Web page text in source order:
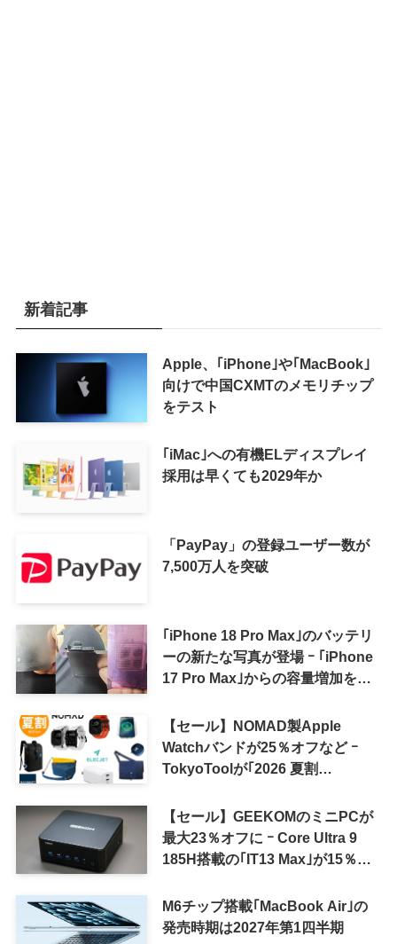
新着記事
Apple、｢iPhone｣や｢MacBook｣
向けで中国CXMTのメモリチップ
をテスト
｢iMac｣への有機ELディスプレイ
採用は早くても2029年か
「PayPay」の登録ユーザー数が
7,500万人を突破
｢iPhone 18 Pro Max｣のバッテリ
ーの新たな写真が登場 ｰ ｢iPhone
17 Pro Max｣からの容量増加を確
【セール】NOMAD製Apple
Watchバンドが25％オフなど ｰ
TokyoToolが｢2026 夏割
【セール】GEEKOMのミニPCが
最大23％オフに ｰ Core Ultra 9
185H搭載の｢IT13 Max｣が15％オ
M6チップ搭載｢MacBook Air｣の
発売時期は2027年第1四半期